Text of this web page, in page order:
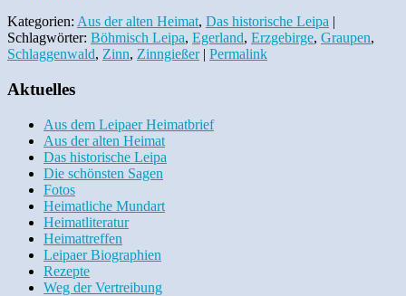
Kategorien: Aus der alten Heimat, Das historische Leipa |
Schlagwörter: Böhmisch Leipa, Egerland, Erzgebirge, Graupen,
Schlaggenwald, Zinn, Zinngießer| Permalink
Aktuelles
Aus dem Leipaer Heimatbrief
Aus der alten Heimat
Das historische Leipa
Die schönsten Sagen
Fotos
Heimatliche Mundart
Heimatliteratur
Heimattreffen
Leipaer Biographien
Rezepte
Weg der Vertreibung